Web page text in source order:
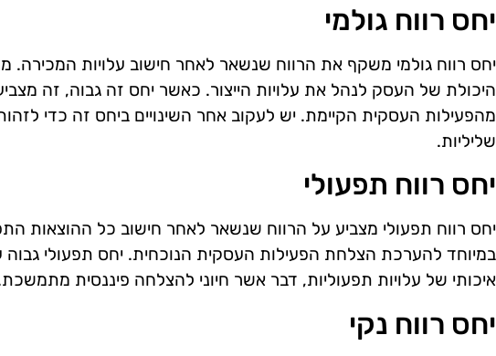
יחס רווח גולמי
יחס רווח גולמי משקף את הרווח שנשאר לאחר חישוב עלויות המכירה.
היכולת של העסק לנהל את עלויות הייצור. כאשר יחס זה גבוה, זה
מהפעילות העסקית הקיימת. יש לעקוב אחר השינויים ביחס זה כדי
שליליות.
יחס רווח תפעולי
יחס רווח תפעולי מצביע על הרווח שנשאר לאחר חישוב כל ההוצאות
במיוחד להערכת הצלחת הפעילות העסקית הנוכחית. יחס תפעולי גבוה
איכותי של עלויות תפעוליות, דבר אשר חיוני להצלחה פיננסית
יחס רווח נקי